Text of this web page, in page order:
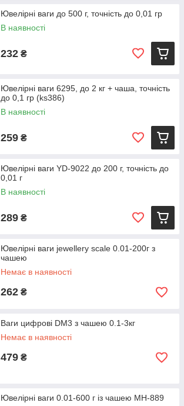
Ювелірні ваги до 500 г, точність до 0,01 гр
В наявності
232 ₴
Ювелірні ваги 6295, до 2 кг + чаша, точність
до 0,1 гр (ks386)
В наявності
259 ₴
Ювелірні ваги YD-9022 до 200 г, точність до
0,01 г
В наявності
289 ₴
Ювелірні ваги jewellery scale 0.01-200г з
чашею
Немає в наявності
262 ₴
Ваги цифрові DM3 з чашею 0.1-3кг
Немає в наявності
479 ₴
Ювелірні ваги 0.01-600 г із чашею MH-889